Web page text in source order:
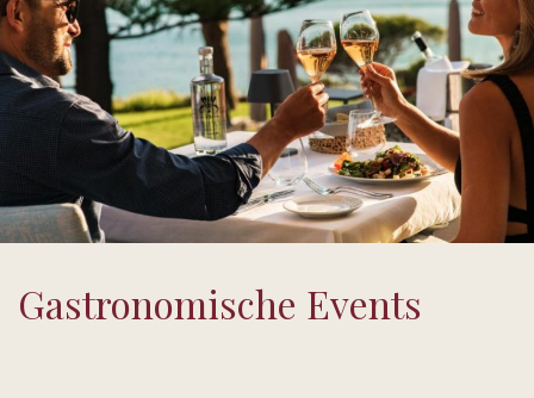
Gastronomische Events